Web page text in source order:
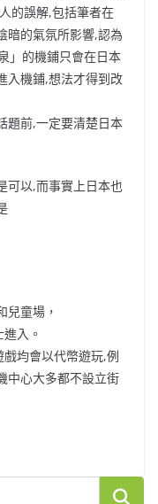
的誤解,包括筆者在
暗的氣氛所影響,認為
」的機鋪只會在日本
入機鋪,想法才得到改
題前,一定要清楚日本
可以,而事實上日本也
兒童場，
入。
均會以代幣遊玩,例
中心大多都不設立街